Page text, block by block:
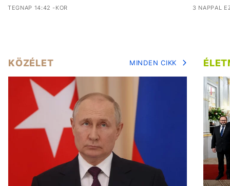
TEGNAP 14:42 -KOR 3 NAPPAL
KÖZÉLET MINDEN CIKK